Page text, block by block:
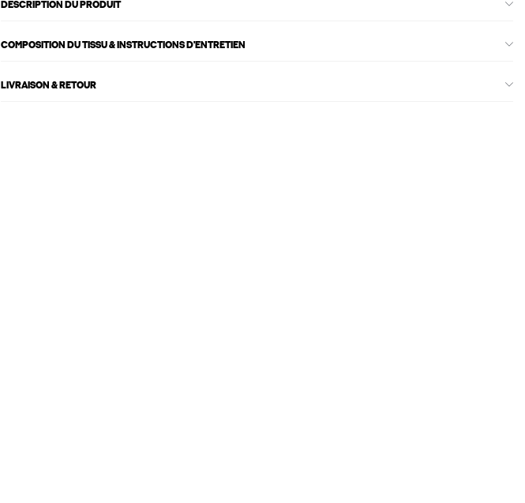
DESCRIPTION DU PRODUIT
COMPOSITION DU TISSU & INSTRUCTIONS D'ENTRETIEN
LIVRAISON & RETOUR